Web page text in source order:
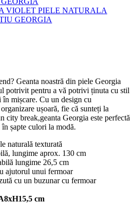
Geanta noastră din piele Georgia
potrivit pentru a vă potrivi ținuta cu stil
mișcare. Cu un design cu
ușoară, fie că sunteți la
city break,geanta Georgia este perfectă
șapte culori la modă.
naturală texturată
lungime aprox. 130 cm
lungime 26,5 cm
ajutorul unui fermoar
cu un buzunar cu fermoar
cm